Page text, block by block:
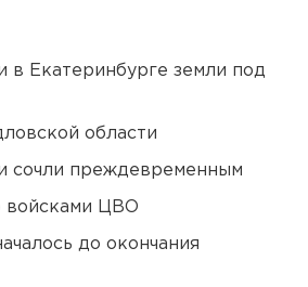
в Екатеринбурге земли под
области
сочли преждевременным
войсками ЦВО
до окончания